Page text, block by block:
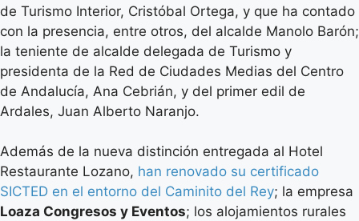
de Turismo Interior, Cristóbal Ortega, y que ha contado
con la presencia, entre otros, del alcalde Manolo Barón;
la teniente de alcalde delegada de Turismo y
presidenta de la Red de Ciudades Medias del Centro
de Andalucía, Ana Cebrián, y del primer edil de
Ardales, Juan Alberto Naranjo.
Además de la nueva distinción entregada al Hotel
Restaurante Lozano, han renovado su certificado
SICTED en el entorno del Caminito del Rey; la empresa
Loaza Congresos y Eventos; los alojamientos rurales